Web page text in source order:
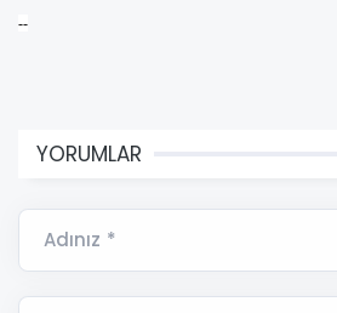
--
YORUMLAR
Adınız *